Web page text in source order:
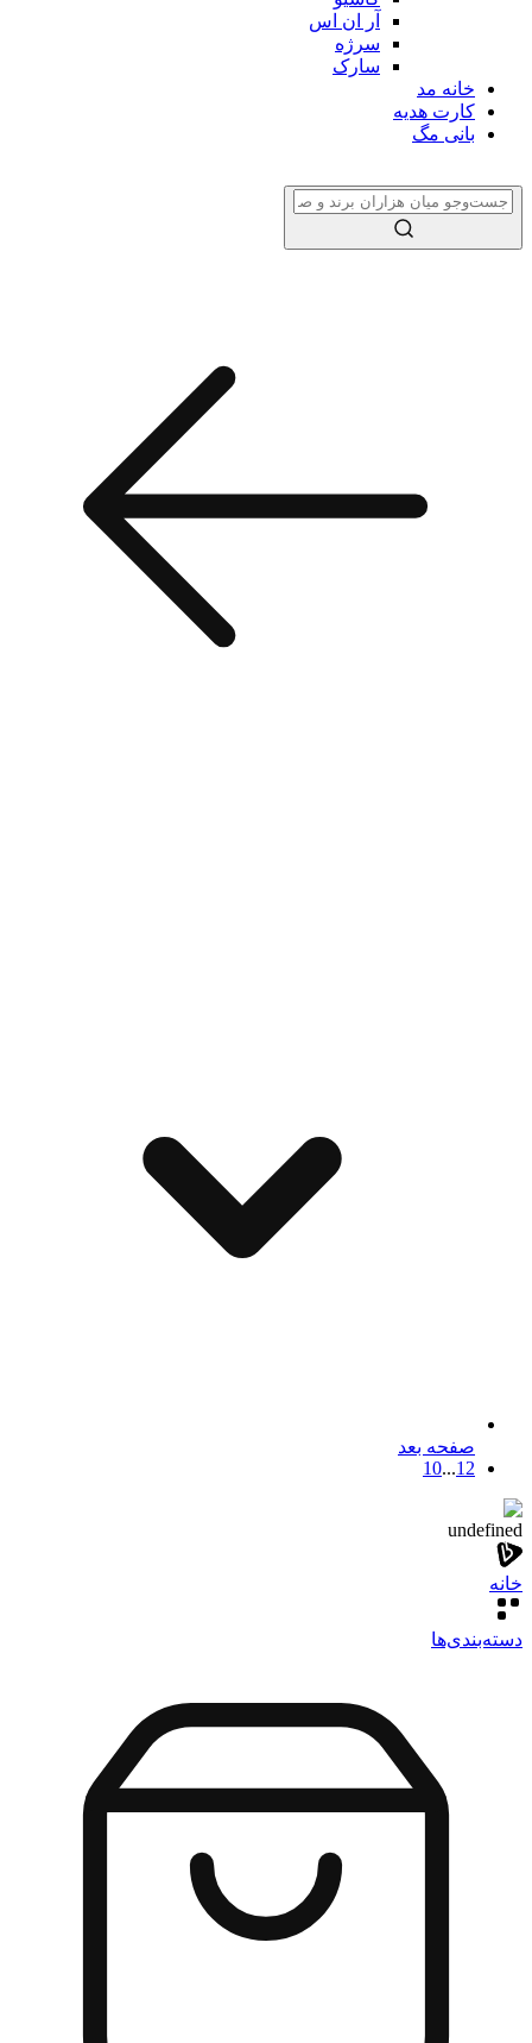
آر ان اس
سرژه
سارک
خانه مد
کارت هدیه
بانی مگ
صفحه بعد
12
...
10
undefined
خانه
دسته‌بندی‌‌ها